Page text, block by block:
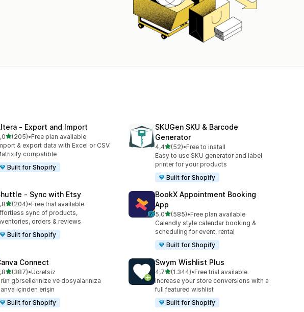
‑ Export and Import
5 yıldız üzerinden
(205)
205 değerlendirme
•Free plan available
& export data with Excel or CSV.
compatible
Built for Shopify
SKUGen SKU & Barcode
Generator
4,45 yıldız üzerinden
(52)
toplam 52 değerlendirme
•Free to install
Easy to use SKU generator and label
printer for your products
Built for Shopify
‑ Sync with Etsy
5 yıldız üzerinden
(204)
204 değerlendirme
•Free trial available
sync of products,
orders & reviews
Built for Shopify
BookX Appointment Booking
App
5,05 yıldız üzerinden
(585)
toplam 585 değerlendirme
•Free plan available
Calendly style calendar booking &
scheduling for event, rental
Built for Shopify
Connect
5 yıldız üzerinden
(387)
387 değerlendirme
•Ücretsiz
görsellerinize ve dosyalarınıza
içinden erişin
Built for Shopify
Swym Wishlist Plus
4,75 yıldız üzerinden
(1.344)
toplam 1344 değerlendirme
•Free trial available
Increase your store conversions with a
full featured wishlist
Built for Shopify